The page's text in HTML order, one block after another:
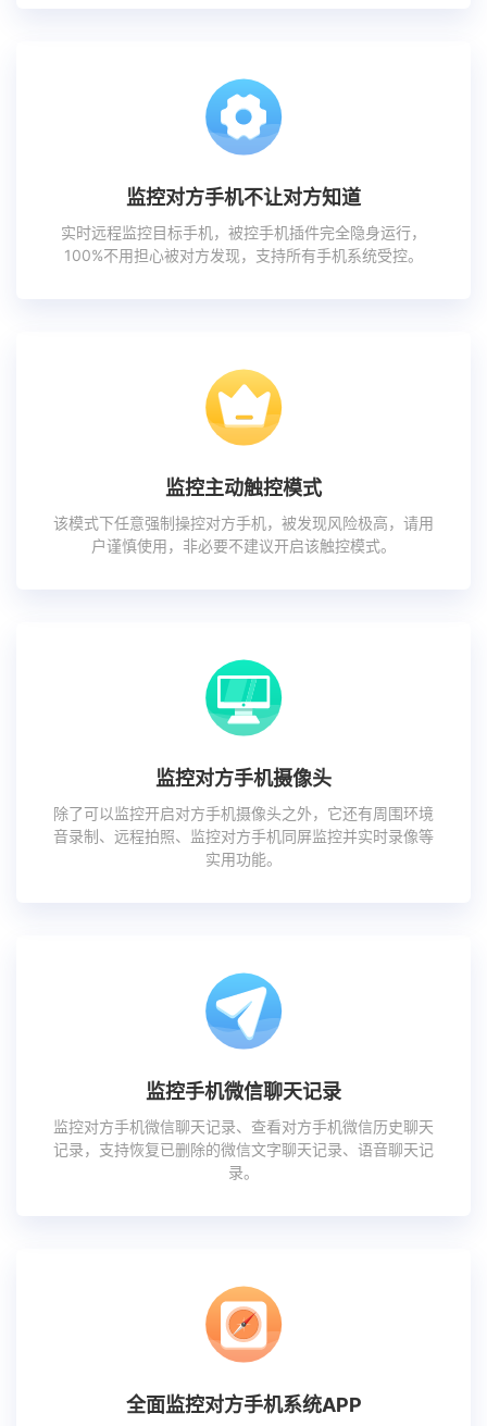
监控对方手机不让对方知道
实时远程监控目标手机，被控手机插件完全隐身运行，
100%不用担心被对方发现，支持所有手机系统受控。
监控主动触控模式
该模式下任意强制操控对方手机，被发现风险极高，请用
户谨慎使用，非必要不建议开启该触控模式。
监控对方手机摄像头
除了可以监控开启对方手机摄像头之外，它还有周围环境
音录制、远程拍照、监控对方手机同屏监控并实时录像等
实用功能。
监控手机微信聊天记录
监控对方手机微信聊天记录、查看对方手机微信历史聊天
记录，支持恢复已删除的微信文字聊天记录、语音聊天记
录。
全面监控对方手机系统APP